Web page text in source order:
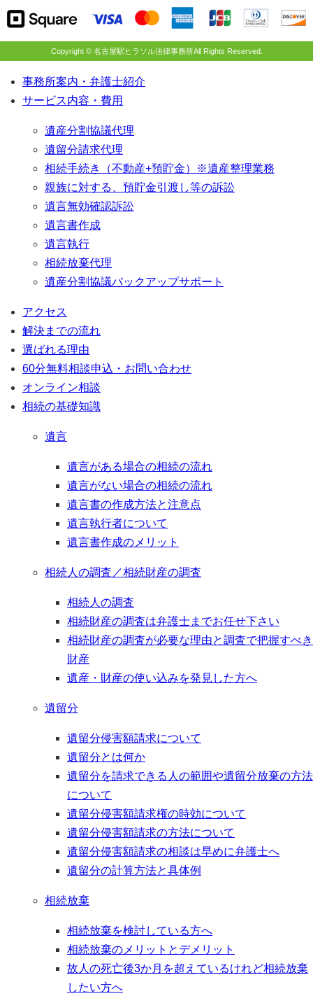
Copyright © 名古屋駅ヒラソル法律事務所All Rights Reserved.
事務所案内・弁護士紹介
サービス内容・費用
遺産分割協議代理
遺留分請求代理
相続手続き（不動産+預貯金）※遺産整理業務
親族に対する、預貯金引渡し等の訴訟
遺言無効確認訴訟
遺言書作成
遺言執行
相続放棄代理
遺産分割協議バックアップサポート
アクセス
解決までの流れ
選ばれる理由
60分無料相談申込・お問い合わせ
オンライン相談
相続の基礎知識
遺言
遺言がある場合の相続の流れ
遺言がない場合の相続の流れ
遺言書の作成方法と注意点
遺言執行者について
遺言書作成のメリット
相続人の調査／相続財産の調査
相続人の調査
相続財産の調査は弁護士までお任せ下さい
相続財産の調査が必要な理由と調査で把握すべき
財産
遺産・財産の使い込みを発見した方へ
遺留分
遺留分侵害額請求について
遺留分とは何か
遺留分を請求できる人の範囲や遺留分放棄の方法
について
遺留分侵害額請求権の時効について
遺留分侵害額請求の方法について
遺留分侵害額請求の相談は早めに弁護士へ
遺留分の計算方法と具体例
相続放棄
相続放棄を検討している方へ
相続放棄のメリットとデメリット
故人の死亡後3か月を超えているけれど相続放棄
したい方へ